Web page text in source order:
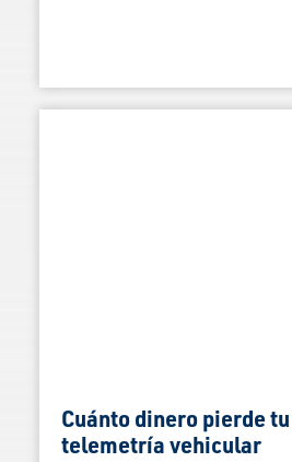
Cuánto dinero pierde
telemetría vehicular